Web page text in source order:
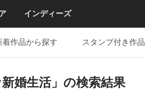
インディーズ
着作品から探す スタンプ付き作品
婚生活」の検索結果